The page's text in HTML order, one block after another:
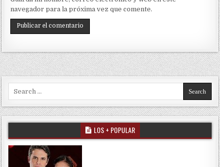
navegador para la próxima vez que comente.
Search for:
LOS + POPULAR